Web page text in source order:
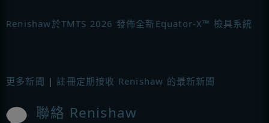
Renishaw於TMTS 2026 發佈全新Equator-X™ 檢具系統
更多新聞 | 註冊定期接收 Renishaw 的最新新聞
聯絡 Renishaw